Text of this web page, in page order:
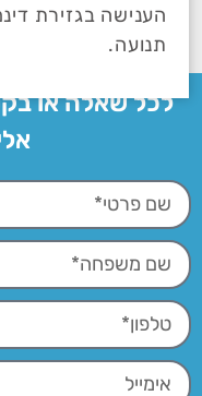
הענישה בגזירת
תנועה.
לכל שאלה או